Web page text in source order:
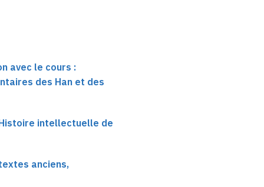
avec le cours :
des Han et des
intellectuelle de
anciens,